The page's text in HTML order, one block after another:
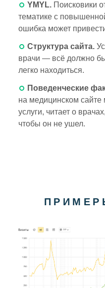
YMYL. Поисковики
тематике с
ошибка может
Структура сайта.
врачи — всё должно
легко находиться.
Поведенческие
на медицинском сайте
услуги, читает о
чтобы он не ушел.